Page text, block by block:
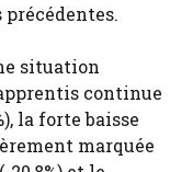
situation
continue
la forte baisse
marquée